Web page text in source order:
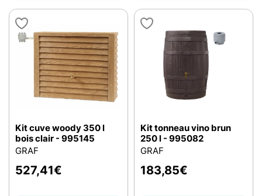
Kit cuve woody 350 l
bois clair - 995145
GRAF
527,41€
Kit tonneau vino brun
250 l - 995082
GRAF
183,85€